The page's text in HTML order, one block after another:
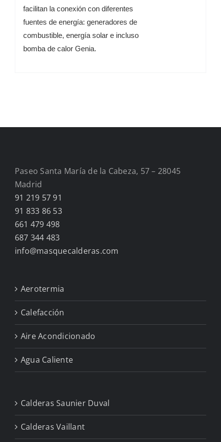
facilitan la conexión con diferentes
fuentes de energía: generadores de
combustible, energía solar e incluso
bomba de calor Genia.
Paseo Santa María de la Cabeza, 57 – 28045
Madrid
91 219 57 91
91 833 86 53
661 479 498
687 344 483
info@masquecalderas.com
Aerotermia
Calefacción
Aire Acondicionado
Agua Caliente
Calderas Saunier Duval
Calderas Vaillant